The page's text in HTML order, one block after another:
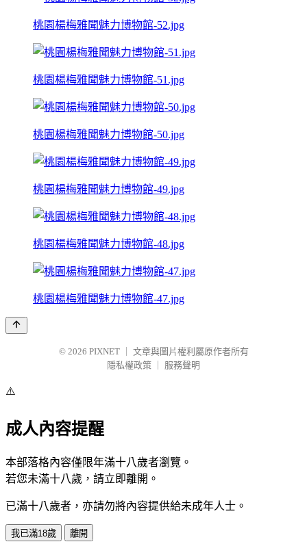
桃園楊梅雅聞魅力博物館-52.jpg
桃園楊梅雅聞魅力博物館-51.jpg
桃園楊梅雅聞魅力博物館-50.jpg
桃園楊梅雅聞魅力博物館-49.jpg
桃園楊梅雅聞魅力博物館-48.jpg
桃園楊梅雅聞魅力博物館-47.jpg
© 2026 PIXNET
文章與圖片權利屬原作者所有
隱私權政策
服務聲明
⚠️
成人內容提醒
本部落格內容僅限年滿十八歲者瀏覽。
若您未滿十八歲，請立即離開。
已滿十八歲者，亦請勿將內容提供給未成年人士。
我已滿18歲 離開